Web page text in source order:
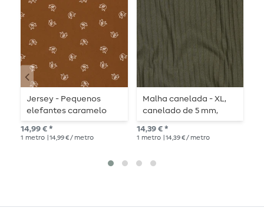
Jersey - Pequenos
elefantes caramelo
14,99 € *
1 metro | 14,99 € / metro
Malha canelada - XL,
canelado de 5 mm,
verde militar liso
14,39 € *
1 metro | 14,39 € / metro